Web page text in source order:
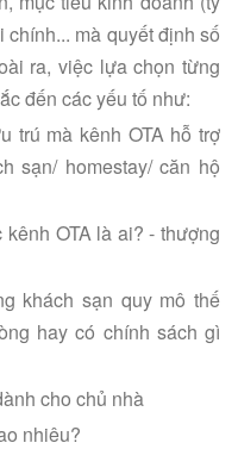
mà quyết định số
ra, việc lựa chọn từng
đến các yếu tố như:
trú mà kênh OTA hỗ trợ
sạn/ homestay/ căn hộ
OTA là ai? - thượng
khách sạn quy mô thế
hay có chính sách gì
cho chủ nhà
nhiêu?